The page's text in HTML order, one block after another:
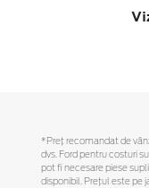
*Preţ recomandat de
dvs. Ford pentru costuri
pot fi necesare piese
disponibil. Preţul este pe